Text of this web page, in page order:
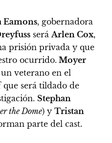
Eamons, gobernadora
seráArlen Cox,
prisión privada y que
ocurrido. Moyer
un veterano en el
será tildado de
Stephan
the Dome) y Tristan
parte del cast.